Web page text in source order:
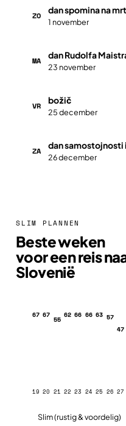
ZO
dan spomina na
1 november
MA
dan Rudolfa
23 november
VR
božič
25 december
ZA
dan samostojnosti
26 december
SLIM PLANNEN
Beste weken
voor een reis
Slovenië
67
19
67
20
55
21
62
22
66
23
66
24
63
25
57
26
47
27
Slim (rustig & voordelig)